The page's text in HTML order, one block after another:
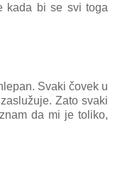
kada bi se svi toga
Svaki čovek u
Zato svaki
da mi je toliko,